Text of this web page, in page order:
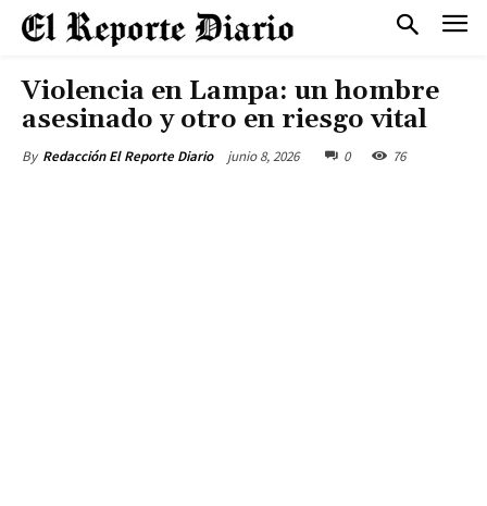
Violencia en Lampa: un hombre
asesinado y otro en riesgo vital
By Redacción El Reporte Diario junio 8, 2026 0 76